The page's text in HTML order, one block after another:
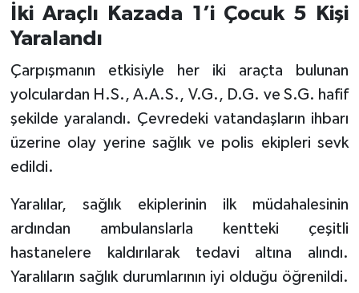
İki Araçlı Kazada 1’i Çocuk 5 Kişi
Yaralandı
Çarpışmanın etkisiyle her iki araçta bulunan
yolculardan H.S., A.A.S., V.G., D.G. ve S.G. hafif
şekilde yaralandı. Çevredeki vatandaşların ihbarı
üzerine olay yerine sağlık ve polis ekipleri sevk
edildi.
Yaralılar, sağlık ekiplerinin ilk müdahalesinin
ardından ambulanslarla kentteki çeşitli
hastanelere kaldırılarak tedavi altına alındı.
Yaralıların sağlık durumlarının iyi olduğu öğrenildi.